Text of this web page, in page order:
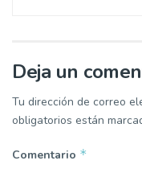
Deja un
Tu dirección de correo
obligatorios están
Comentario *